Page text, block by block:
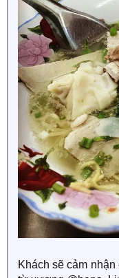
Khách sẽ cảm